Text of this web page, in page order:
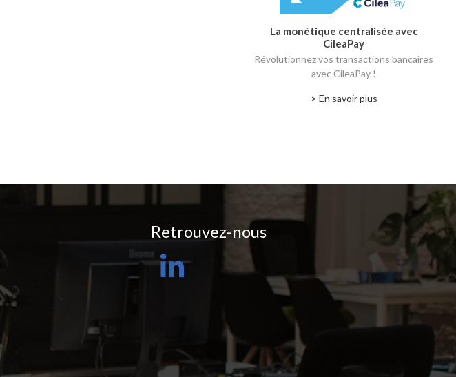
La monétique centralisée avec
CileaPay
Révolutionnez vos transactions bancaires
avec CileaPay !
> En savoir plus
Retrouvez-nous
LinkedIn